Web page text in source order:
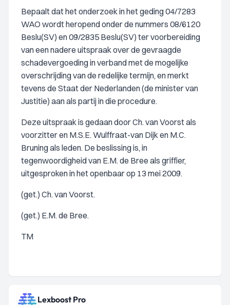
Bepaalt dat het onderzoek in het geding 04/7283
WAO wordt heropend onder de nummers 08/6120
Beslu(SV) en 09/2835 Beslu(SV) ter voorbereiding
van een nadere uitspraak over de gevraagde
schadevergoeding in verband met de mogelijke
overschrijding van de redelijke termijn, en merkt
tevens de Staat der Nederlanden (de minister van
Justitie) aan als partij in die procedure.
Deze uitspraak is gedaan door Ch. van Voorst als
voorzitter en M.S.E. Wulffraat-van Dijk en M.C.
Bruning als leden. De beslissing is, in
tegenwoordigheid van E.M. de Bree als griffier,
uitgesproken in het openbaar op 13 mei 2009.
(get.) Ch. van Voorst.
(get.) E.M. de Bree.
TM
Lexboost Pro